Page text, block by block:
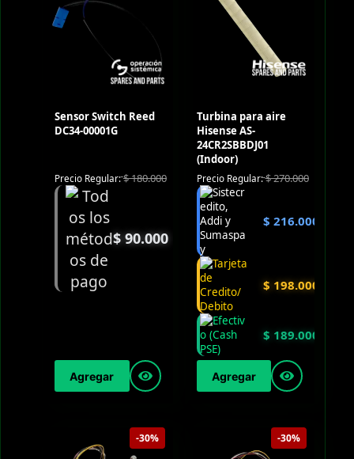
Sensor Switch Reed
DC34-00001G
Precio Regular:$180.000
$90.000
Agregar
Turbina para aire
Hisense AS-
24CR2SBBDJ01
(Indoor)
Precio Regular:$270.000
$ 216.000
$ 198.000
$ 189.000
Agregar
-30% -30%